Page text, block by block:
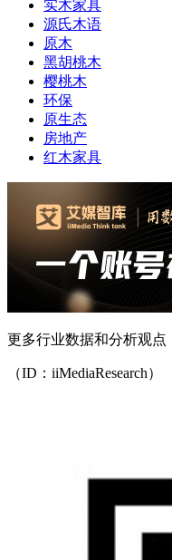
实木家具
源氏木语
原木
黑胡桃木
樱桃木
环保
原生态
房地产
红木家具
更多行业数据和分析观
（ID：iiMediaResearch）